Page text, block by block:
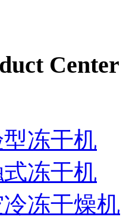
Center
冻干机
冻干机
冻干燥机